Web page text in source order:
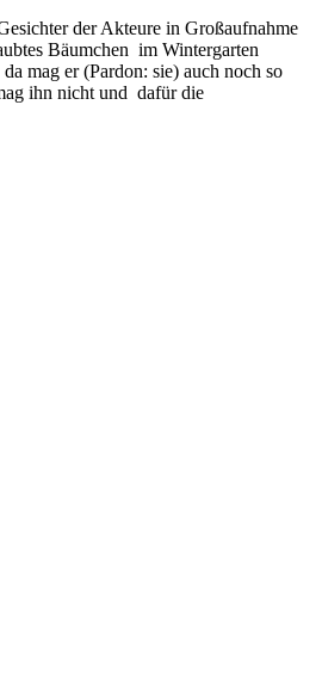
der Akteure in Großaufnahme
Bäumchen im Wintergarten
mag er (Pardon: sie) auch noch so
ihn nicht und dafür die